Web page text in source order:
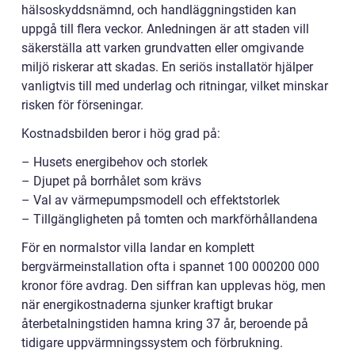
hälsoskyddsnämnd, och handläggningstiden kan
uppgå till flera veckor. Anledningen är att staden vill
säkerställa att varken grundvatten eller omgivande
miljö riskerar att skadas. En seriös installatör hjälper
vanligtvis till med underlag och ritningar, vilket minskar
risken för förseningar.
Kostnadsbilden beror i hög grad på:
– Husets energibehov och storlek
– Djupet på borrhålet som krävs
– Val av värmepumpsmodell och effektstorlek
– Tillgängligheten på tomten och markförhållandena
För en normalstor villa landar en komplett
bergvärmeinstallation ofta i spannet 100 000200 000
kronor före avdrag. Den siffran kan upplevas hög, men
när energikostnaderna sjunker kraftigt brukar
återbetalningstiden hamna kring 37 år, beroende på
tidigare uppvärmningssystem och förbrukning.